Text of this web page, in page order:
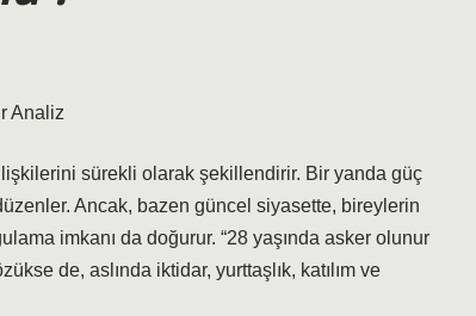
Analiz
sürekli olarak şekillendirir. Bir yanda güç
Ancak, bazen güncel siyasette, bireylerin
imkanı da doğurur. “28 yaşında asker olunur
de, aslında iktidar, yurttaşlık, katılım ve